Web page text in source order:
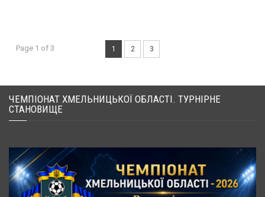
Page 1 of 3 1 2 3
ЧЕМПІОНАТ ХМЕЛЬНИЦЬКОЇ ОБЛАСТІ. ТУРНІРНЕ
СТАНОВИЩЕ